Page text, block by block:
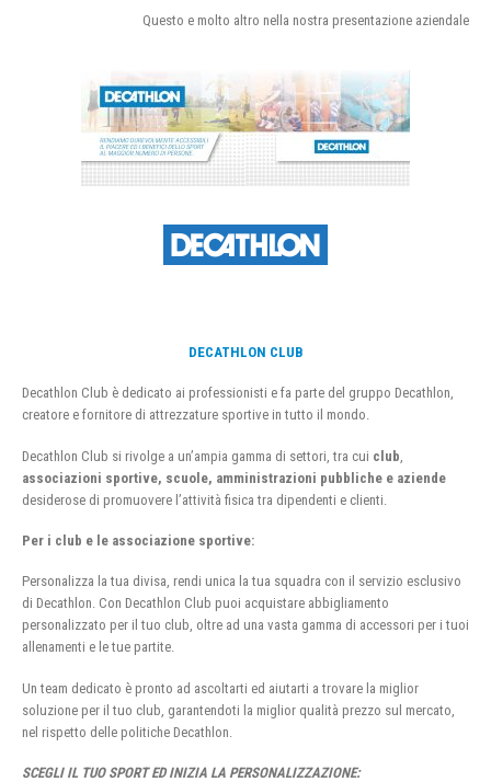
Questo e molto altro nella nostra presentazione aziendale
DECATHLON CLUB
Decathlon Club è dedicato ai professionisti e fa parte del gruppo Decathlon,
creatore e fornitore di attrezzature sportive in tutto il mondo.
Decathlon Club si rivolge a un’ampia gamma di settori, tra cui club
associazioni sportive, scuole, amministrazioni pubbliche e aziende
desiderose di promuovere l’attività fisica tra dipendenti e clienti.
Per i club e le associazione sportive:
Personalizza la tua divisa, rendi unica la tua squadra con il servizio esclusivo
di Decathlon. Con Decathlon Club puoi acquistare abbigliamento
personalizzato per il tuo club, oltre ad una vasta gamma di accessori per i tuoi
allenamenti e le tue partite.
Un team dedicato è pronto ad ascoltarti ed aiutarti a trovare la miglior
soluzione per il tuo club, garantendoti la miglior qualità prezzo sul mercato,
nel rispetto delle politiche Decathlon.
SCEGLI IL TUO SPORT ED INIZIA LA PERSONALIZZAZIONE: